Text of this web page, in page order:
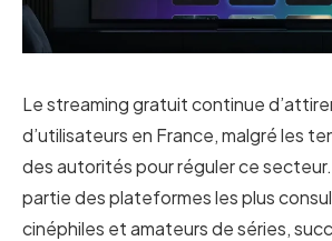
Le streaming gratuit continue
d’utilisateurs en France, malgré les
des autorités pour réguler ce secteur.
partie des plateformes les plus
cinéphiles et amateurs de séries,